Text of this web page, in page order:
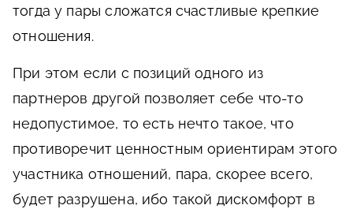
тогда у пары сложатся счастливые крепкие
отношения.
При этом если с позиций одного из
партнеров другой позволяет себе что-то
недопустимое, то есть нечто такое, что
противоречит ценностным ориентирам этого
участника отношений, пара, скорее всего,
будет разрушена, ибо такой дискомфорт в